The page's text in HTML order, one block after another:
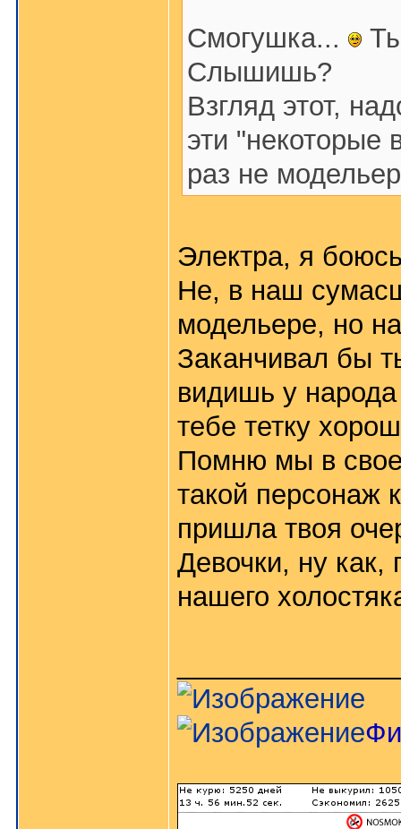
Смогушка...
Слышишь?
Взгляд этот,
эти "некоторые
раз не
Электра, я
Не, в наш
модельере, но
Заканчивал бы
видишь у
тебе тетку
Помню мы в
такой персонаж
пришла твоя
Девочки, ну как,
нашего